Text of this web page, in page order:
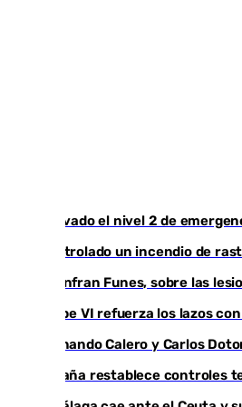
Activado el nivel 2 de
Controlado un incendio de
Juanfran Funes, sobre las
Felipe VI refuerza los lazos
Fernando Calero y Carlos
España restablece controles